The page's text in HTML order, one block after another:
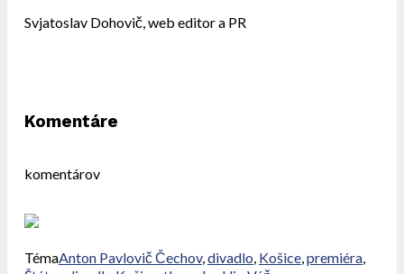
Svjatoslav Dohovič, web editor a PR
Komentáre
komentárov
TémaAnton Pavlovič Čechov,divadlo, Košice,premiéra,